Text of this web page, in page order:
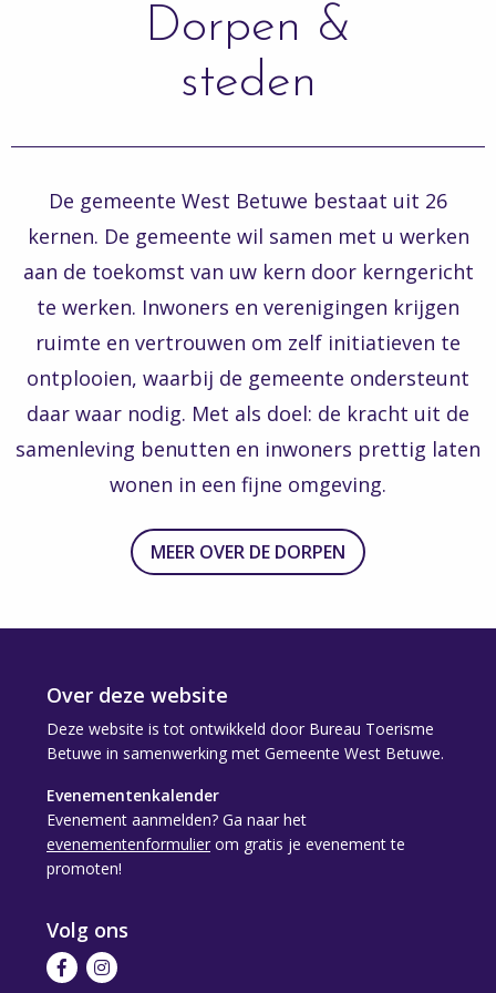
Dorpen &
steden
De gemeente West Betuwe bestaat uit 26
kernen. De gemeente wil samen met u werken
aan de toekomst van uw kern door kerngericht
te werken. Inwoners en verenigingen krijgen
ruimte en vertrouwen om zelf initiatieven te
ontplooien, waarbij de gemeente ondersteunt
daar waar nodig. Met als doel: de kracht uit de
samenleving benutten en inwoners prettig laten
wonen in een fijne omgeving.
MEER OVER DE DORPEN
Over deze website
Deze website is tot ontwikkeld door Bureau Toerisme
Betuwe in samenwerking met Gemeente West Betuwe.
Evenementenkalender
Evenement aanmelden? Ga naar het
evenementenformulier om gratis je evenement te
promoten!
Volg ons
Volg Volg